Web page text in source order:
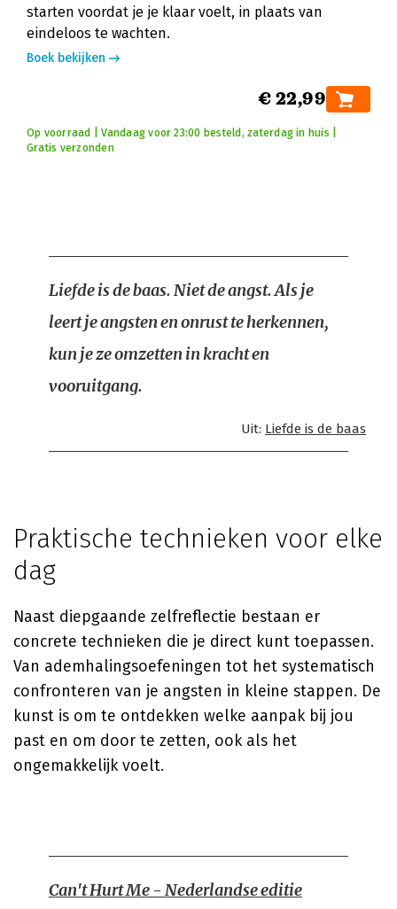
starten voordat je je klaar voelt, in plaats van
eindeloos te wachten.
Boek bekijken
€ 22,99
Op voorraad | Vandaag voor 23:00 besteld, zaterdag in huis |
Gratis verzonden
Liefde is de baas. Niet de angst. Als je
leert je angsten en onrust te herkennen,
kun je ze omzetten in kracht en
vooruitgang.
Uit: Liefde is de baas
Praktische technieken voor elke
dag
Naast diepgaande zelfreflectie bestaan er
concrete technieken die je direct kunt toepassen.
Van ademhalingsoefeningen tot het systematisch
confronteren van je angsten in kleine stappen. De
kunst is om te ontdekken welke aanpak bij jou
past en om door te zetten, ook als het
ongemakkelijk voelt.
Can't Hurt Me - Nederlandse editie